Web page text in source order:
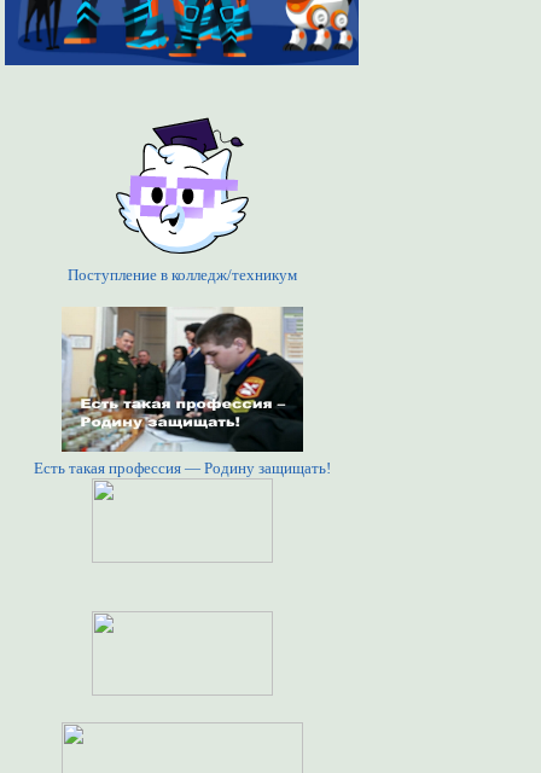
Поступление в колледж/техникум
Есть такая профессия — Родину защищать!